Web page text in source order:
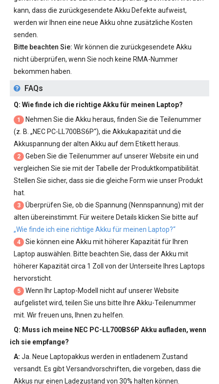
kann, dass die zurückgesendete Akku Defekte aufweist,
werden wir Ihnen eine neue Akku ohne zusätzliche Kosten
senden.
Bitte beachten Sie: Wir können die zurückgesendete Akku
nicht überprüfen, wenn Sie noch keine RMA-Nummer
bekommen haben.
FAQs
Q: Wie finde ich die richtige Akku für meinen Laptop?
1
Nehmen Sie die Akku heraus, finden Sie die Teilenummer
(z. B. „NEC PC-LL700BS6P“), die Akkukapazität und die
Akkuspannung der alten Akku auf dem Etikett heraus.
2
Geben Sie die Teilenummer auf unserer Website ein und
vergleichen Sie sie mit der Tabelle der Produktkompatibilität.
Stellen Sie sicher, dass sie die gleiche Form wie unser Produkt
hat.
3
Überprüfen Sie, ob die Spannung (Nennspannung) mit der
alten übereinstimmt. Für weitere Details klicken Sie bitte auf
„Wie finde ich eine richtige Akku für meinen Laptop?“
4
Sie können eine Akku mit höherer Kapazität für Ihren
Laptop auswählen. Bitte beachten Sie, dass der Akku mit
höherer Kapazität circa 1 Zoll von der Unterseite Ihres Laptops
hervorsticht.
5
Wenn Ihr Laptop-Modell nicht auf unserer Website
aufgelistet wird, teilen Sie uns bitte Ihre Akku-Teilenummer
mit. Wir freuen uns, Ihnen zu helfen.
Q: Muss ich meine NEC PC-LL700BS6P Akku aufladen, wenn
ich sie empfange?
A: Ja. Neue Laptopakkus werden in entladenem Zustand
versandt. Es gibt Versandvorschriften, die vorgeben, dass die
Akkus nur einen Ladezustand von 30% halten können.